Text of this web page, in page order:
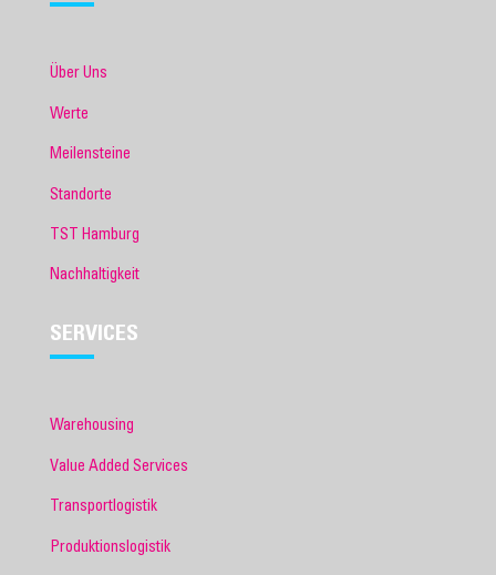
Über Uns
Werte
Meilensteine
Standorte
TST Hamburg
Nachhaltigkeit
SERVICES
Warehousing
Value Added Services
Transportlogistik
Produktionslogistik